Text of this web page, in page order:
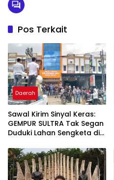
Pos Terkait
Daerah
Sawal Kirim Sinyal Keras:
GEMPUR SULTRA Tak Segan
Duduki Lahan Sengketa di